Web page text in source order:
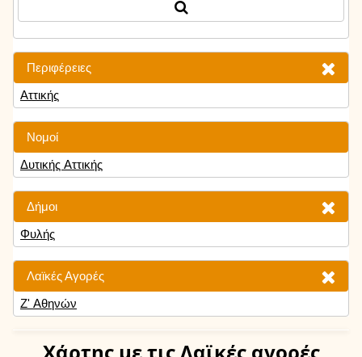
Περιφέρειες
Αττικής
Νομοί
Δυτικής Αττικής
Δήμοι
Φυλής
Λαϊκές Αγορές
Ζ' Αθηνών